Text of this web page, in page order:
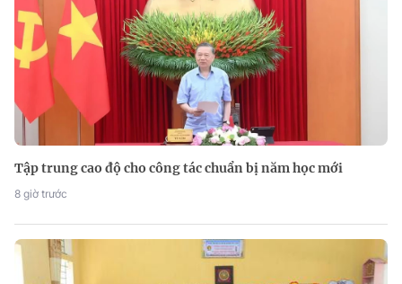
Tập trung cao độ cho công tác chuẩn bị năm học mới
8 giờ trước